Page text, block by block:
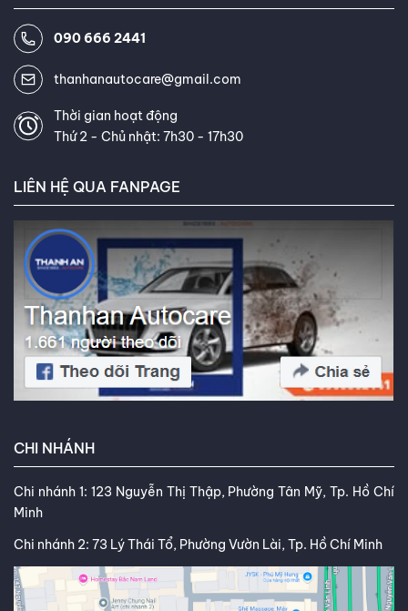
090 666 2441
thanhanautocare@gmail.com
Thời gian hoạt động
Thứ 2 - Chủ nhật: 7h30 - 17h30
LIÊN HỆ QUA FANPAGE
CHI NHÁNH
Chi nhánh 1: 123 Nguyễn Thị Thập, Phường Tân Mỹ, Tp. Hồ Chí
Minh
Chi nhánh 2: 73 Lý Thái Tổ, Phường Vườn Lài, Tp. Hồ Chí Minh